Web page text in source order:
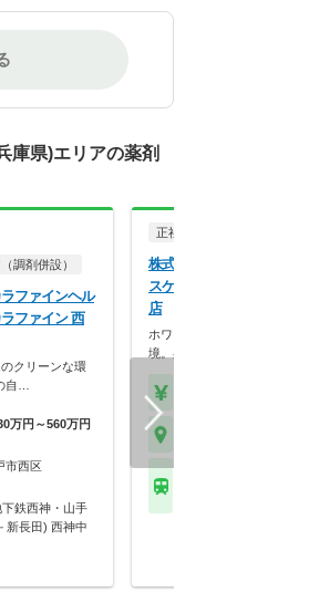
庫県)エリアの薬剤
調剤併設）
ファインヘル
ファイン 西
クリーンな環
自…
万円～560万円
市西区
鉄西神・山手
新長田) 西神中
正社員
株式会社ココカラファイ
スケア もんファーマシ
店
ホワイト500認定のクリーン
境。身だしなみの自…